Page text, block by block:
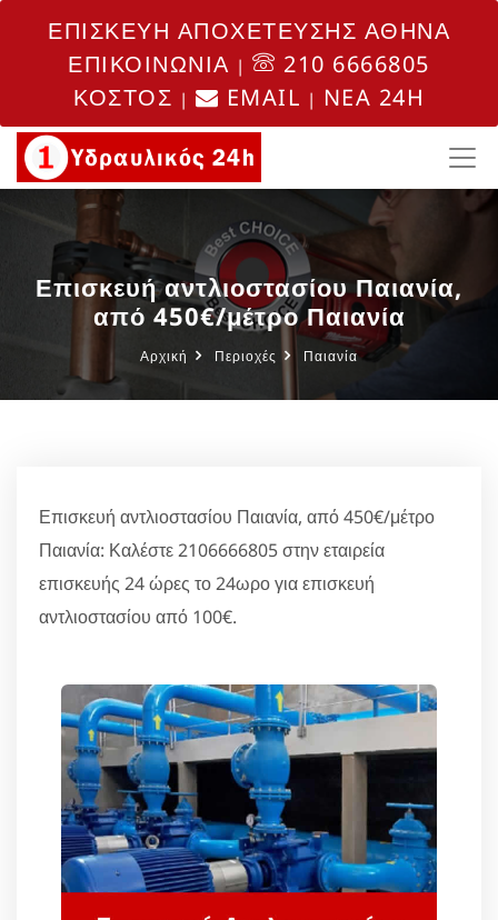
ΕΠΙΣΚΕΥΗ ΑΠΟΧΕΤΕΥΣΗΣ ΑΘΗΝΑ
ΕΠΙΚΟΙΝΩΝΙΑ |
210 6666805
ΚΟΣΤΟΣ | EMAIL | NEA 24H
Επισκευή αντλιοστασίου Παιανία,
από 450€/μέτρο Παιανία
Αρχική Περιοχές Παιανία
Επισκευή αντλιοστασίου Παιανία, από 450€/μέτρο
Παιανία: Καλέστε 2106666805 στην εταιρεία
επισκευής 24 ώρες το 24ωρο για επισκευή
αντλιοστασίου από 100€.